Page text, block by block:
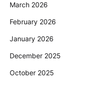
March 2026
February 2026
January 2026
December 2025
October 2025